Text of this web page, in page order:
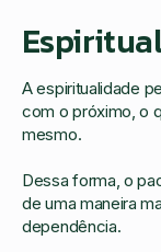
A espiritualidade
com o próximo, o
mesmo.
Dessa forma, o
de uma maneira
dependência.